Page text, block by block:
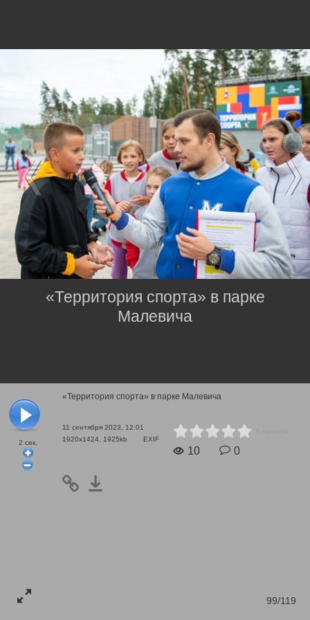
2 сек.
«Территория спорта» в парке Малевича
11 сентября 2023, 12:01
1920x1424, 1925kb
EXIF
10 0
99/119
«Территория спорта» в парке
Малевича